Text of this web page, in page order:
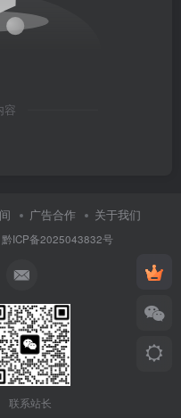
容
广告合作 关于我们
黔ICP备2025043832号
联系站长